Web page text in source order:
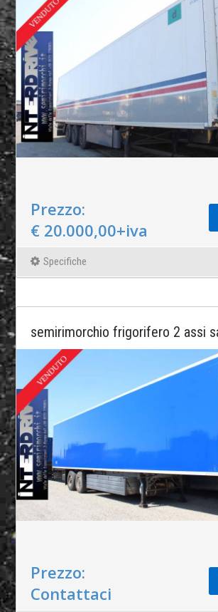
Prezzo:
€ 20.000,00+iva
Specifiche
semirimorchio frigorifero 2 assi
Prezzo:
Contattaci